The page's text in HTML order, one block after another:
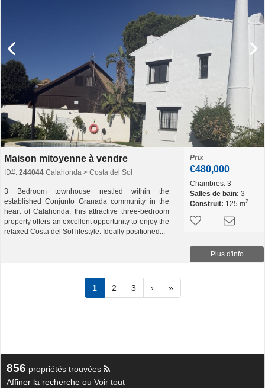
Maison mitoyenne à vendre
ID#: 244044 Calahonda > Costa del Sol
3 Bedroom townhouse nestled within the
established Conjunto Granada community in the
heart of Calahonda, this attractive three-bedroom
property offers an excellent opportunity to enjoy the
relaxed Costa del Sol lifestyle. Ideally positioned...
Prix
€480,000
Chambres: 3
Salles de bain: 3
Construit: 125 m2
Plus d'info
1 2 3 › »
856 propriétés trouvées
Affiner la recherche ou Voir tout